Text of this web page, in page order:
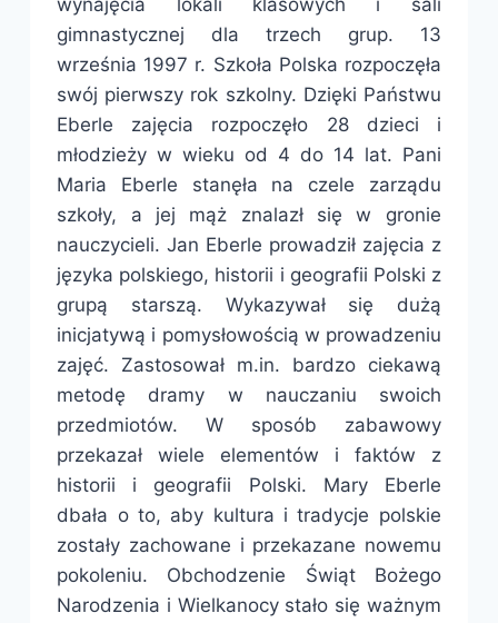
wynajęcia lokali klasowych i sali
gimnastycznej dla trzech grup. 13
września 1997 r. Szkoła Polska rozpoczęła
swój pierwszy rok szkolny. Dzięki Państwu
Eberle zajęcia rozpoczęło 28 dzieci i
młodzieży w wieku od 4 do 14 lat. Pani
Maria Eberle stanęła na czele zarządu
szkoły, a jej mąż znalazł się w gronie
nauczycieli. Jan Eberle prowadził zajęcia z
języka polskiego, historii i geografii Polski z
grupą starszą. Wykazywał się dużą
inicjatywą i pomysłowością w prowadzeniu
zajęć. Zastosował m.in. bardzo ciekawą
metodę dramy w nauczaniu swoich
przedmiotów. W sposób zabawowy
przekazał wiele elementów i faktów z
historii i geografii Polski. Mary Eberle
dbała o to, aby kultura i tradycje polskie
zostały zachowane i przekazane nowemu
pokoleniu. Obchodzenie Świąt Bożego
Narodzenia i Wielkanocy stało się ważnym